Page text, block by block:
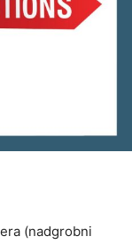
(nadgrobni